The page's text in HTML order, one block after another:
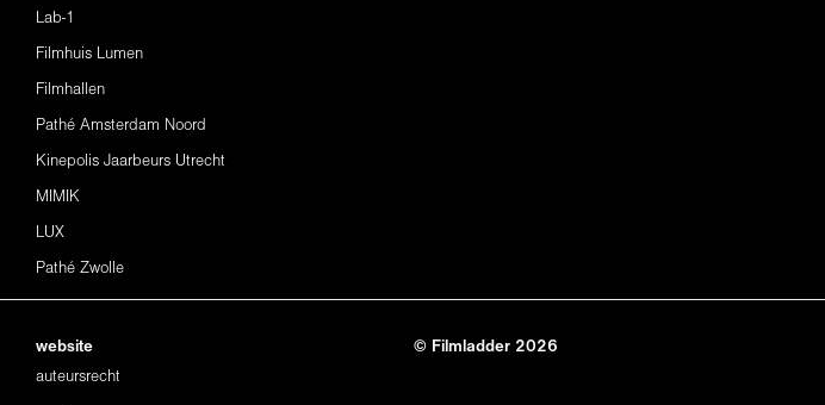
Lab-1
Filmhuis Lumen
Filmhallen
Pathé Amsterdam Noord
Kinepolis Jaarbeurs Utrecht
MIMIK
LUX
Pathé Zwolle
website
auteursrecht
© Filmladder 2026